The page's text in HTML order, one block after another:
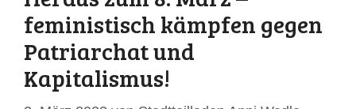
feministisch kämpfen gegen
Patriarchat und
Kapitalismus!